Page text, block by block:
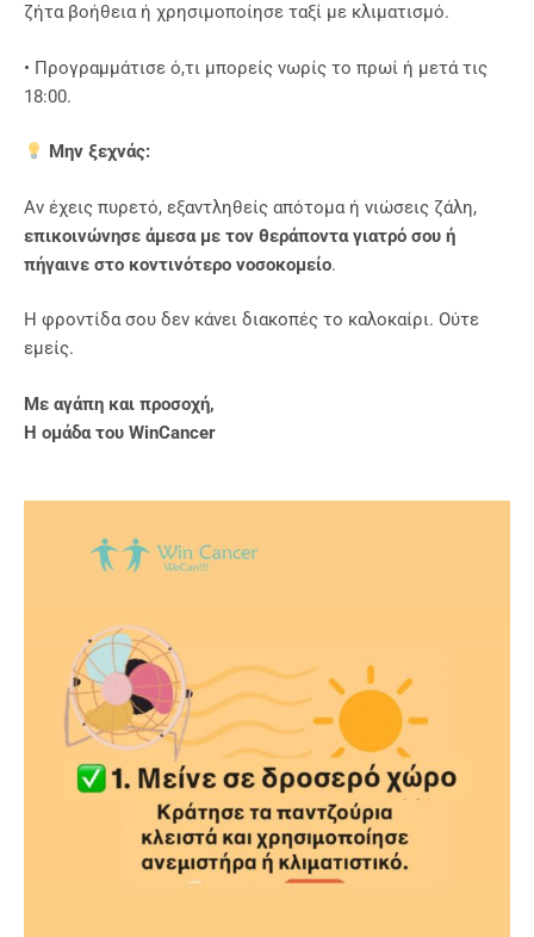
ζήτα βοήθεια ή χρησιμοποίησε ταξί με κλιματισμό.
• Προγραμμάτισε ό,τι μπορείς νωρίς το πρωί ή μετά τις
18:00.
Μην ξεχνάς:
Αν έχεις πυρετό, εξαντληθείς απότομα ή νιώσεις ζάλη,
επικοινώνησε άμεσα με τον θεράποντα γιατρό σου ή
πήγαινε στο κοντινότερο νοσοκομείο.
Η φροντίδα σου δεν κάνει διακοπές το καλοκαίρι. Ούτε
εμείς.
Με αγάπη και προσοχή,
Η ομάδα του WinCancer